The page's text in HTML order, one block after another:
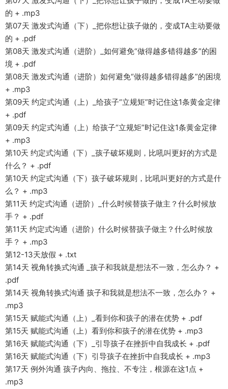
的 + .mp3
第07天 激发式沟通（下）_把你想让孩子做的，变成TA主动要做
的 + .pdf
第08天 激发式沟通（进阶）_如何避免“做得越多错得越多”的困
境 + .pdf
第08天 激发式沟通（进阶）如何避免“做得越多错得越多”的困境
+ .mp3
第09天 约定式沟通（上）_给孩子“立规矩”时记住这1条黄金定律
+ .pdf
第09天 约定式沟通（上）给孩子“立规矩”时记住这1条黄金定律
+ .mp3
第10天 约定式沟通（下）_孩子破坏规则，比吼叫更好的方式是
什么？ + .pdf
第10天 约定式沟通（下）孩子破坏规则，比吼叫更好的方式是什
么？ + .mp3
第11天 约定式沟通（进阶）_什么时候替孩子做主？什么时候放
手？ + .pdf
第11天 约定式沟通（进阶）什么时候替孩子做主？什么时候放
手？ + .mp3
第12-13天放假 + .txt
第14天 视角转换式沟通 _孩子和我就是想法不一致，怎么办？ +
.pdf
第14天 视角转换式沟通 孩子和我就是想法不一致，怎么办？ +
.mp3
第15天 赋能式沟通（上）_看到你和孩子的潜在优势 + .pdf
第15天 赋能式沟通（上）看到你和孩子的潜在优势 + .mp3
第16天 赋能式沟通（下）_引导孩子在挫折中自我成长 + .pdf
第16天 赋能式沟通（下）引导孩子在挫折中自我成长 + .mp3
第17天 例外沟通 孩子内向、拖拉、不专注，根源在这1点 +
.mp3